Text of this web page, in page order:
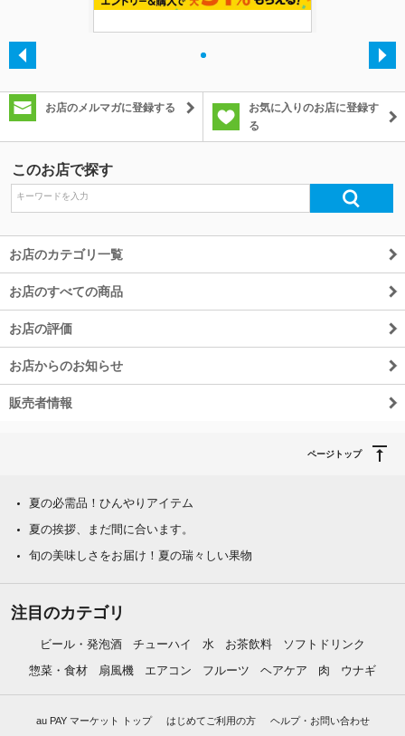
お店のメルマガに登録する
お気に入りのお店に登録す
る
このお店で探す
お店のカテゴリ一覧
お店のすべての商品
お店の評価
お店からのお知らせ
販売者情報
ページトップ
夏の必需品！ひんやりアイテム
夏の挨拶、まだ間に合います。
旬の美味しさをお届け！夏の瑞々しい果物
注目のカテゴリ
ビール・発泡酒 チューハイ 水 お茶飲料
ソフトドリンク
惣菜・食材
扇風機 エアコン フルーツ ヘアケア 肉 ウナギ
au PAY マーケット トップ はじめてご利用の方 ヘルプ・お問い合わせ